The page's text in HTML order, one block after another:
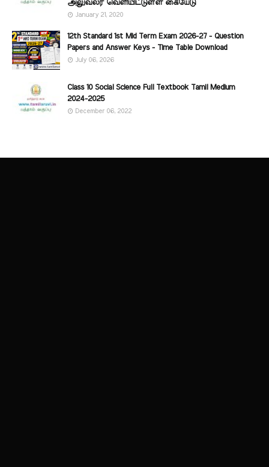
அலுவலர் வெளியிட்டுள்ள கையேடு
January 21, 2020
12th Standard 1st Mid Term Exam 2026-27 - Question
Papers and Answer Keys - Time Table Download
July 06, 2026
Class 10 Social Science Full Textbook Tamil Medium
2024-2025
December 06, 2022